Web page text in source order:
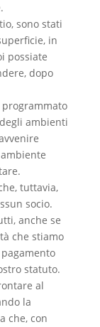
sono stati
in
possiate
dopo
ambienti
tuttavia,
socio.
anche se
che stiamo
statuto.
al
la
che, con